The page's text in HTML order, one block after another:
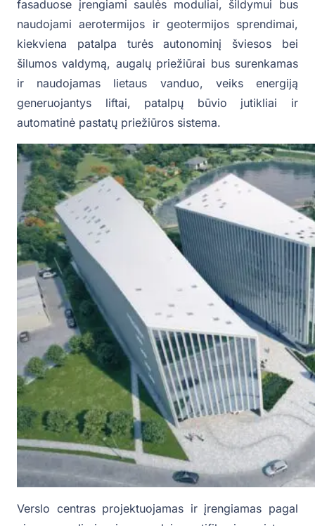
fasaduose įrengiami saulės moduliai, šildymui bus
naudojami aerotermijos ir geotermijos sprendimai,
kiekviena patalpa turės autonominį šviesos bei
šilumos valdymą, augalų priežiūrai bus surenkamas
ir naudojamas lietaus vanduo, veiks energiją
generuojantys liftai, patalpų būvio jutikliai ir
automatinė pastatų priežiūros sistema.
Verslo centras projektuojamas ir įrengiamas pagal